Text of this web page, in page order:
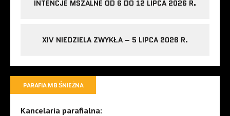
INTENCJE MSZALNE OD 6 DO 12 LIPCA 2026 R.
XIV NIEDZIELA ZWYKŁA – 5 LIPCA 2026 R.
PARAFIA MB ŚNIEŻNA
Kancelaria parafialna: